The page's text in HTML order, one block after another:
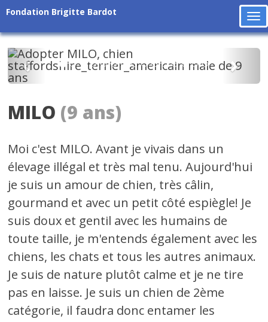
Fondation Brigitte Bardot
Précédent
MILO (9 ans)
Moi c'est MILO. Avant je vivais dans un
élevage illégal et très mal tenu. Aujourd'hui
je suis un amour de chien, très câlin,
gourmand et avec un petit côté espiègle! Je
suis doux et gentil avec les humains de
toute taille, je m'entends également avec les
chiens, les chats et tous les autres animaux.
Je suis de nature plutôt calme et je ne tire
pas en laisse. Je suis un chien de 2ème
catégorie, il faudra donc entamer les